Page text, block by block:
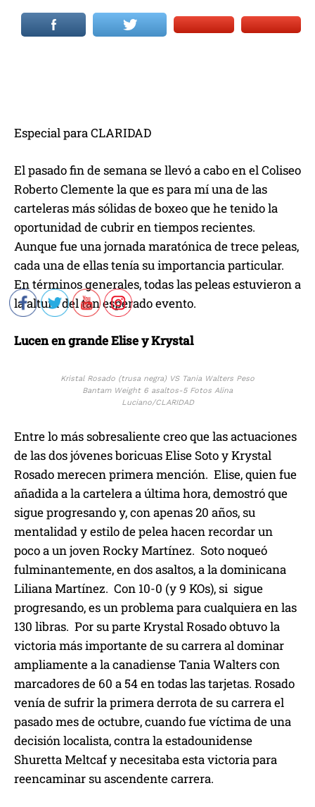
Especial para CLARIDAD
El pasado fin de semana se llevó a cabo en el Coliseo
Roberto Clemente la que es para mí una de las
carteleras más sólidas de boxeo que he tenido la
oportunidad de cubrir en tiempos recientes.
Aunque fue una jornada maratónica de trece peleas,
cada una de ellas tenía su importancia particular.
En términos generales, todas las peleas estuvieron a
la altura del tan esperado evento.
Lucen en grande Elisey Krystal
Kristal Rosado (trusa negra) VS Tania Walters Peso
Bantam Weight 6 asaltos-5 Fotos Alina
Luciano/CLARIDAD
Entre lo más sobresaliente creo que las actuaciones
de las dos jóvenes boricuas Elise Soto y Krystal
Rosado merecen primera mención. Elise, quien fue
añadida a la cartelera a última hora, demostró que
sigue progresando y, con apenas 20 años, su
mentalidad y estilo de pelea hacen recordar un
poco a un joven Rocky Martínez. Soto noqueó
fulminantemente, en dos asaltos, a la dominicana
Liliana Martínez. Con 10-0 (y 9 KOs), si sigue
progresando, es un problema para cualquiera en las
130 libras. Por su parte Krystal Rosado obtuvo la
victoria más importante de su carrera al dominar
ampliamente a la canadiense Tania Walters con
marcadores de 60 a 54 en todas las tarjetas. Rosado
venía de sufrir la primera derrota de su carrera el
pasado mes de octubre, cuando fue víctima de una
decisión localista, contra la estadounidense
Shuretta Meltcaf y necesitaba esta victoria para
reencaminar su ascendente carrera.